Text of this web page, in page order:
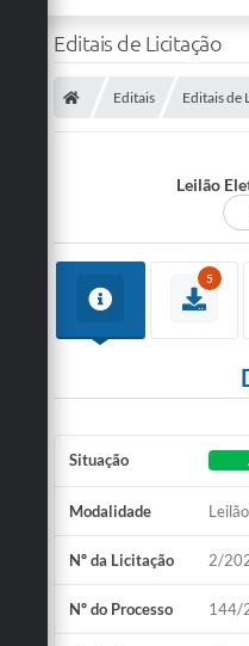
Editais de Licitação
Editais Editais de
Leilão
5
Situação
Modalidade
Nº da Licitação 2/
Nº do Processo 144/